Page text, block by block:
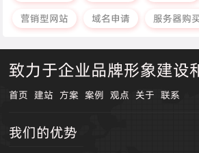
营销型网站
域名申请 服务器购
致力于企业品牌形象建设
首页 建站 方案 案例 观点 关于 联系
我们的优势